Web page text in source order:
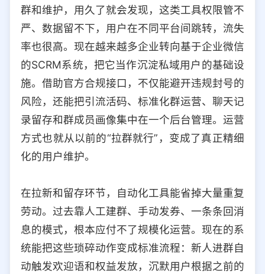
群和维护，用久了就会发现，这类工具权限管不
严、数据留不下，用户在不同平台间跳转，流失
率也很高。现在越来越多企业转向基于企业微信
的SCRM系统，把它当作沉淀私域用户的基础设
施。借助官方合规接口，不仅能避开违规封号的
风险，还能把引流活码、标准化群运营、聊天记
录留存和群成员画像集中在一个后台管理。运营
方式也就从以前的“拉群就行”，变成了真正精细
化的用户维护。
在拉新和留存环节，自动化工具能省掉大量重复
劳动。过去靠人工建群、手动发券、一条条回消
息的模式，根本应付不了规模化运营。现在的系
统能把这些琐碎动作变成标准流程：新人进群自
动触发欢迎语和权益发放，沉默用户根据之前的